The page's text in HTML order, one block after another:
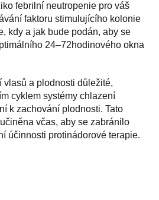
febrilní neutropenie pro váš
faktoru stimulujícího kolonie
kdy a jak bude podán, aby se
24–72hodinového okna
vlasů a plodnosti důležité,
cyklem systémy chlazení
k zachování plodnosti. Tato
včas, aby se zabránilo
účinnosti protinádorové terapie.